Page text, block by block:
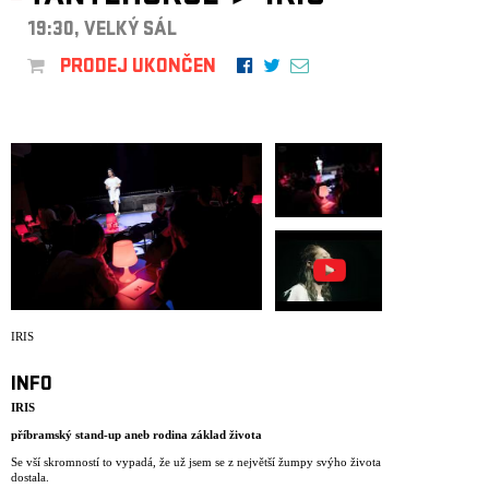
19:30, VELKÝ SÁL
PRODEJ UKONČEN
IRIS
INFO
IRIS
příbramský stand-up aneb rodina základ života
Se vší skromností to vypadá, že už jsem se z největší žumpy svýho života
dostala.